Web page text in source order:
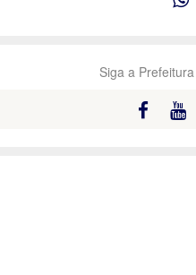
Siga a